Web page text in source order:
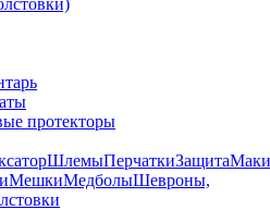
протекторы
ШлемыПерчаткиЗащита
МешкиМедболыШевроны,